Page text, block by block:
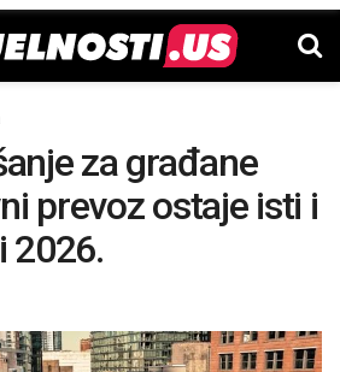
za građane
prevoz ostaje isti i
2026.